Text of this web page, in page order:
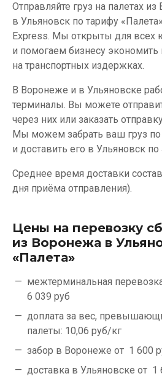
Отправляйте груз на палетах
в Ульяновск по тарифу
Express. Мы открыты для всех
и помогаем бизнесу экономить
на транспортных издержках.
В Воронеже и в Ульяновске
терминалы. Вы можете
через них или заказать
Мы можем забрать ваш груз
и доставить его в Ульяновск по
Среднее время доставки
дня приёма отправления).
Цены на перевозку
из Воронежа в
«Палета»
межтерминальная
6 039 руб
доплата за вес,
палеты: 10,06 руб/кг
забор в Воронеже от 1 600
доставка в Ульяновске от 1